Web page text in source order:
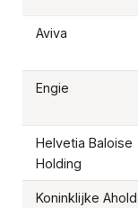
Aviva
Engie
Helvetia Baloise
Holding
Koninklijke Ahold